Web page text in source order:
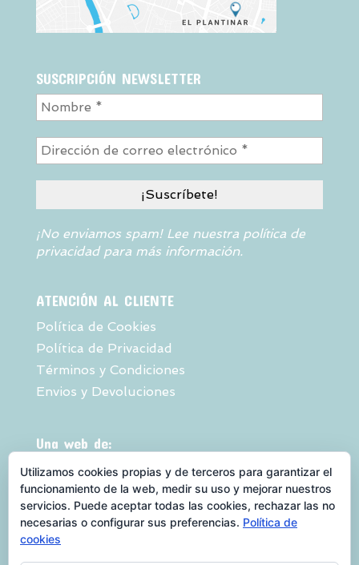
SUSCRIPCIÓN NEWSLETTER
¡No enviamos spam! Lee nuestra política de
privacidadpara más información.
ATENCIÓN AL CLIENTE
Política de Cookies
Política de Privacidad
Términos y Condiciones
Envios y Devoluciones
Una web de:
Utilizamos cookies propias y de terceros para garantizar el
funcionamiento de la web, medir su uso y mejorar nuestros
servicios. Puede aceptar todas las cookies, rechazar las no
necesarias o configurar sus preferencias. Política de
cookies